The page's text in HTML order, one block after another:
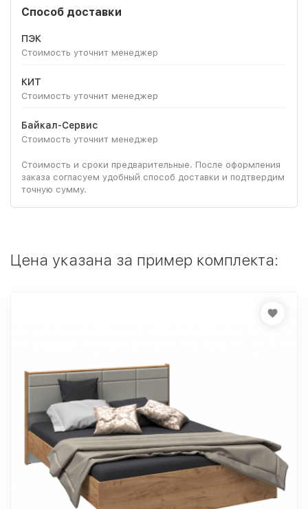
Способ доставки
ПЭК
Стоимость уточнит менеджер
КИТ
Стоимость уточнит менеджер
Байкал-Сервис
Стоимость уточнит менеджер
Стоимость и сроки предварительные. После оформления
заказа согласуем удобный способ доставки и подтвердим
точную сумму.
Цена указана за пример комплекта: